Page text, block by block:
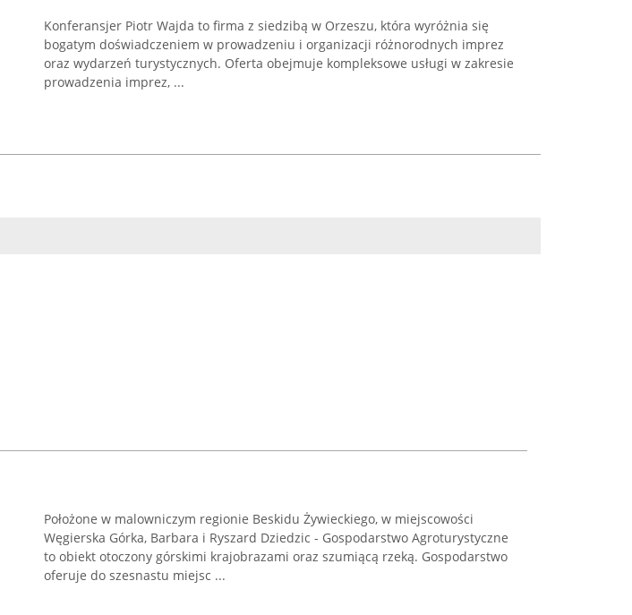
Konferansjer Piotr Wajda to firma z siedzibą w Orzeszu, która wyróżnia się
bogatym doświadczeniem w prowadzeniu i organizacji różnorodnych imprez
oraz wydarzeń turystycznych. Oferta obejmuje kompleksowe usługi w zakresie
prowadzenia imprez, ...
Położone w malowniczym regionie Beskidu Żywieckiego, w miejscowości
Węgierska Górka, Barbara i Ryszard Dziedzic - Gospodarstwo Agroturystyczne
to obiekt otoczony górskimi krajobrazami oraz szumiącą rzeką. Gospodarstwo
oferuje do szesnastu miejsc ...